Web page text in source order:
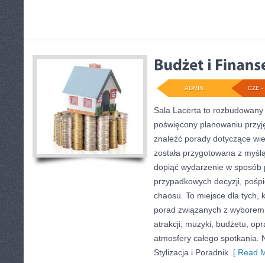
CZE -
ADMIN
Sala Lacerta to
poświęcony planowaniu
znaleźć porady dotyczące
została przygotowana z
dopiąć wydarzenie w sposób
przypadkowych decyzji,
chaosu. To miejsce dla tych,
porad związanych z
atrakcji, muzyki, budżetu,
atmosfery całego spotkania.
Stylizacja i Poradnik [ Read